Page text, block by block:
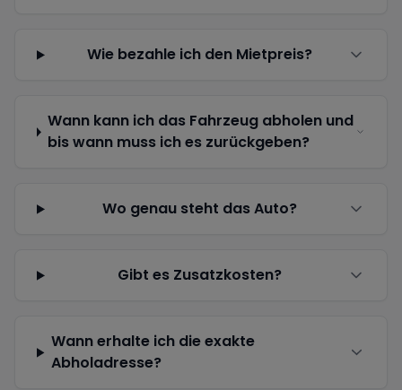
Wie bezahle ich den Mietpreis?
Wann kann ich das Fahrzeug abholen und
bis wann muss ich es zurückgeben?
Wo genau steht das Auto?
Gibt es Zusatzkosten?
Wann erhalte ich die exakte
Abholadresse?